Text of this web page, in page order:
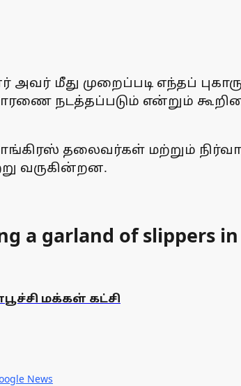
மீது முறைப்படி எந்தப்
நடத்தப்படும் என்றும்
தலைவர்கள் மற்றும்
வருகின்றன.
a garland of slippers in
மக்கள் கட்சி
News